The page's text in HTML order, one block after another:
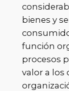
bienes y
función
procesos
valor a los